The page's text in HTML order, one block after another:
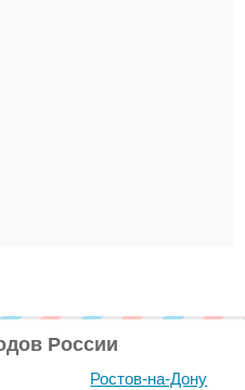
России
Ростов-на-Дону